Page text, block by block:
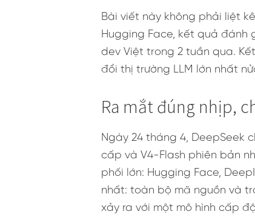
Bài viết này không phải liệt
Hugging Face, kết quả đánh
dev Việt trong 2 tuần qua.
đổi thị trường LLM lớn nhất
Ra mắt đúng nhịp,
Ngày 24 tháng 4, DeepSeek
cấp và V4-Flash phiên bản
phối lớn: Hugging Face,
nhất: toàn bộ mã nguồn và
xảy ra với một mô hình cấp